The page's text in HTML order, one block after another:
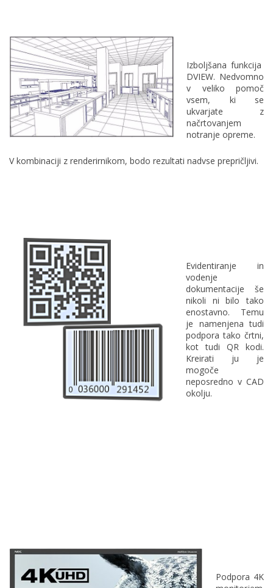
Izboljšana funkcija
DVIEW. Nedvomno
v veliko pomoč
vsem, ki se
ukvarjate z
načrtovanjem
notranje opreme.
V kombinaciji z renderirnikom, bodo rezultati nadvse prepričljivi.
Evidentiranje in
vodenje
dokumentacije še
nikoli ni bilo tako
enostavno. Temu
je namenjena tudi
podpora tako črtni,
kot tudi QR kodi.
Kreirati ju je
mogoče
neposredno v CAD
okolju.
Podpora 4K